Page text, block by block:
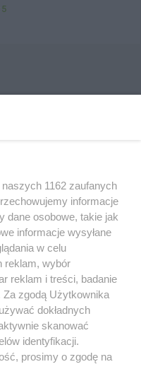
5
Serwis Informacyjny Miasta
HOSTING
FACEBOOK KONTAKT
Muzyka i kultura
Archiwum wydarzeń
1162 zaufanych
informacje
dane osobowe, takie jak
informacje wysyłane
w celu
reklam, wybór
reklam i treści, badanie
Za zgodą Użytkownika
dokładnych
skanować
identyfikacji.
prosimy o zgodę na